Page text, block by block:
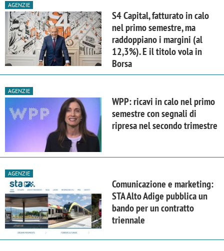
AGENZIE
S4 Capital, fatturato in calo
nel primo semestre, ma
raddoppiano i margini (al
12,3%). E il titolo vola in
Borsa
AGENZIE
WPP: ricavi in calo nel primo
semestre con segnali di
ripresa nel secondo trimestre
AGENZIE
Comunicazione e marketing:
STA Alto Adige pubblica un
bando per un contratto
triennale